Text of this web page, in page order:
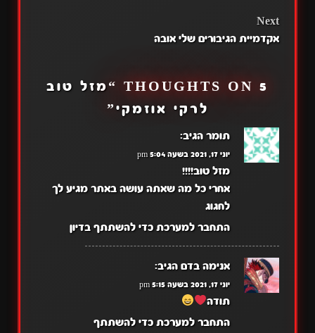
Next
אקדמיית הגיבורים שלי אובה
5 THOUGHTS ON “
מזל טוב
לרקי אוזמקי ”
תומר הגיב:
יוני 17, 2021 בשעה 5:04 pm
מזל טוב!!!!
אחרי כל מה שאתה עושה באתר מגיע לך
לחגוג
התחבר למערכת כדי להשתתף בדיון
אנימה בדם הגיב:
יוני 17, 2021 בשעה 5:15 pm
תודה
התחבר למערכת כדי להשתתף